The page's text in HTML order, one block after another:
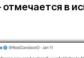
в